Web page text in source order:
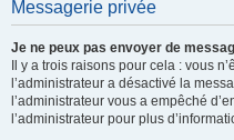
Messagerie privée
Je ne peux pas envoyer de
Il y a trois raisons pour cela : vous
l’administrateur a désactivé la
l’administrateur vous a empêché
l’administrateur pour plus